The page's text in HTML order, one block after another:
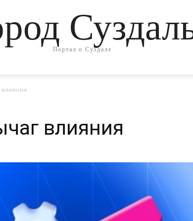
Портал о Суздале
влияния
влияния